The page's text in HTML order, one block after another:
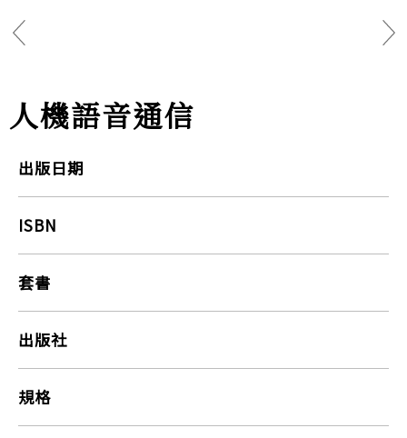
人機語音通信
出版日期
ISBN
套書
出版社
規格